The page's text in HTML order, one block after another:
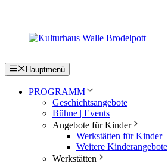
springen
Hauptmenü
PROGRAMM
Geschichtsangebote
Bühne | Events
Angebote für Kinder
Werkstätten für Kinder
Weitere Kinderangebote
Werkstätten